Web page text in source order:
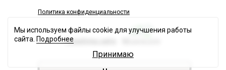
Политика конфиденциальности
Разработка сайта
Мы используем файлы cookie для улучшения работы
сайта. Подробнее
Принимаю